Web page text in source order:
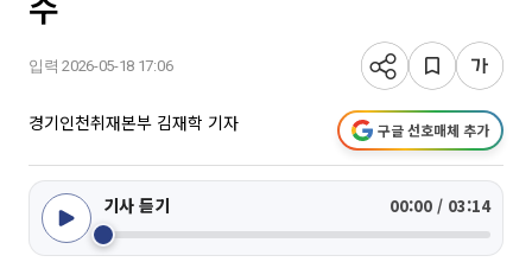
입력 2026-05-18 17:06
경기인천취재본부 김재학 기자 구글 선호매체 추가
기사 듣기 00:00 / 03:14